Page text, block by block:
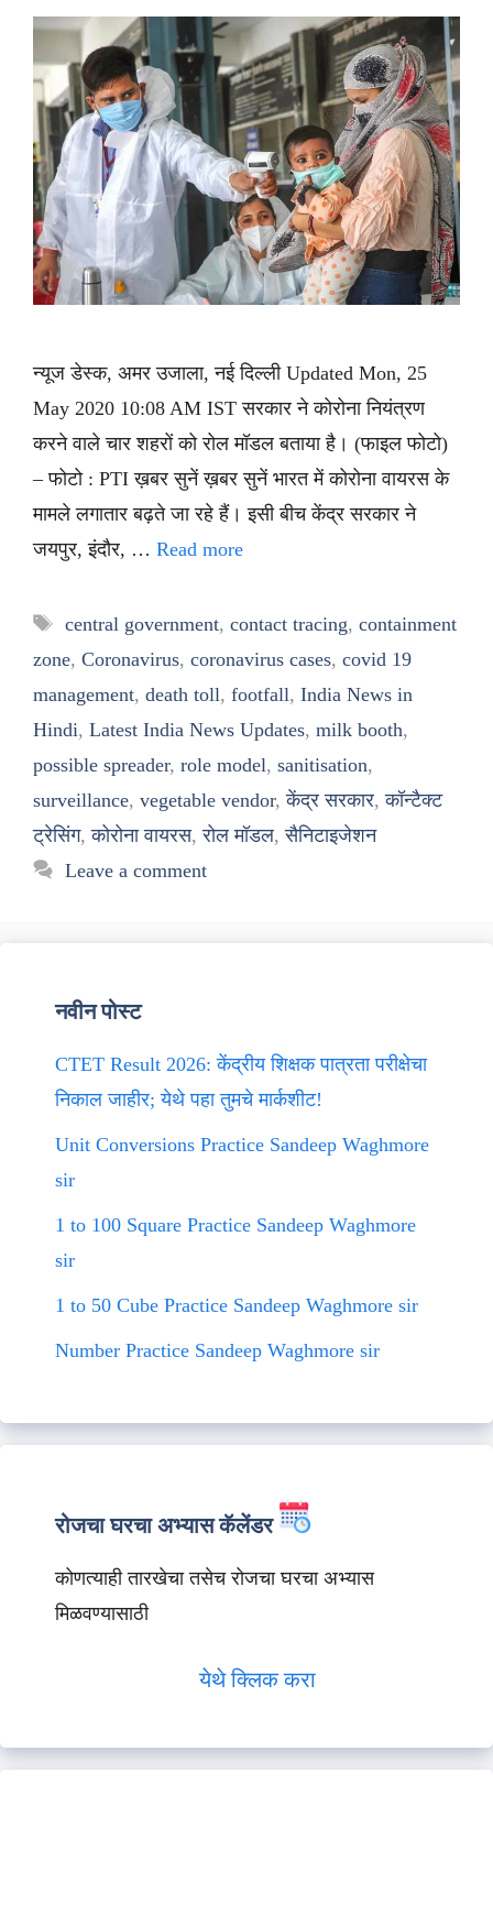
न्यूज डेस्क, अमर उजाला, नई दिल्ली Updated Mon, 25
May 2020 10:08 AM IST सरकार ने कोरोना नियंत्रण
करने वाले चार शहरों को रोल मॉडल बताया है। (फाइल फोटो)
– फोटो : PTI ख़बर सुनें ख़बर सुनें भारत में कोरोना वायरस के
मामले लगातार बढ़ते जा रहे हैं। इसी बीच केंद्र सरकार ने
जयपुर, इंदौर, … Read more
Tags
central government, contact tracing, containment
zone, Coronavirus, coronavirus cases, covid 19
management, death toll, footfall, India News in
Hindi, Latest India News Updates, milk booth,
possible spreader, role model, sanitisation,
surveillance, vegetable vendor,केंद्र सरकार,कॉन्टैक्ट
ट्रेसिंग,कोरोना वायरस,रोल मॉडल,सैनिटाइजेशन
Leave a comment
नवीन पोस्ट
CTET Result 2026: केंद्रीय शिक्षक पात्रता परीक्षेचा
निकाल जाहीर; येथे पहा तुमचे मार्कशीट!
Unit Conversions Practice Sandeep Waghmore
sir
1 to 100 Square Practice Sandeep Waghmore
sir
1 to 50 Cube Practice Sandeep Waghmore sir
Number Practice Sandeep Waghmore sir
रोजचा घरचा अभ्यास कॅलेंडर
कोणत्याही तारखेचा तसेच रोजचा घरचा अभ्यास
मिळवण्यासाठी
येथे क्लिक करा